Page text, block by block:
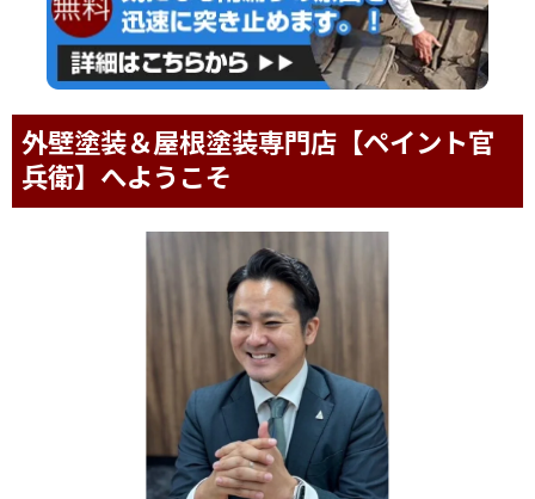
外壁塗装＆屋根塗装専門店【ペイント官
兵衛】へようこそ